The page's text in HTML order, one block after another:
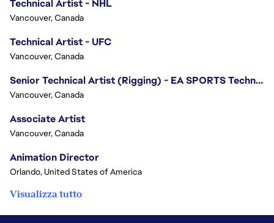
Technical Artist - NHL
Vancouver, Canada
Technical Artist - UFC
Vancouver, Canada
Senior Technical Artist (Rigging) - EA SPORTS Technology
Vancouver, Canada
Associate Artist
Vancouver, Canada
Animation Director
Orlando, United States of America
Visualizza tutto